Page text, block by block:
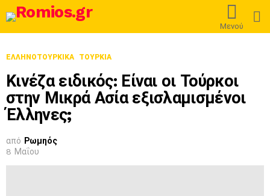
Μενού
ΕΛΛΗΝΟΤΟΥΡΚΙΚΆ ΤΟΥΡΚΊΑ
Κινέζα ειδικός: Είναι οι Τούρκοι
στην Μικρά Ασία εξισλαμισμένοι
Έλληνες;
από Ρωμηός
8 Μαΐου